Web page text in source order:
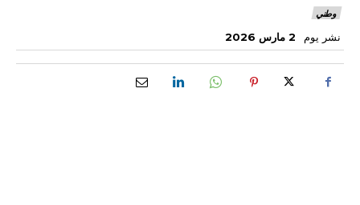
وطني
نشر يوم 2 مارس 2026